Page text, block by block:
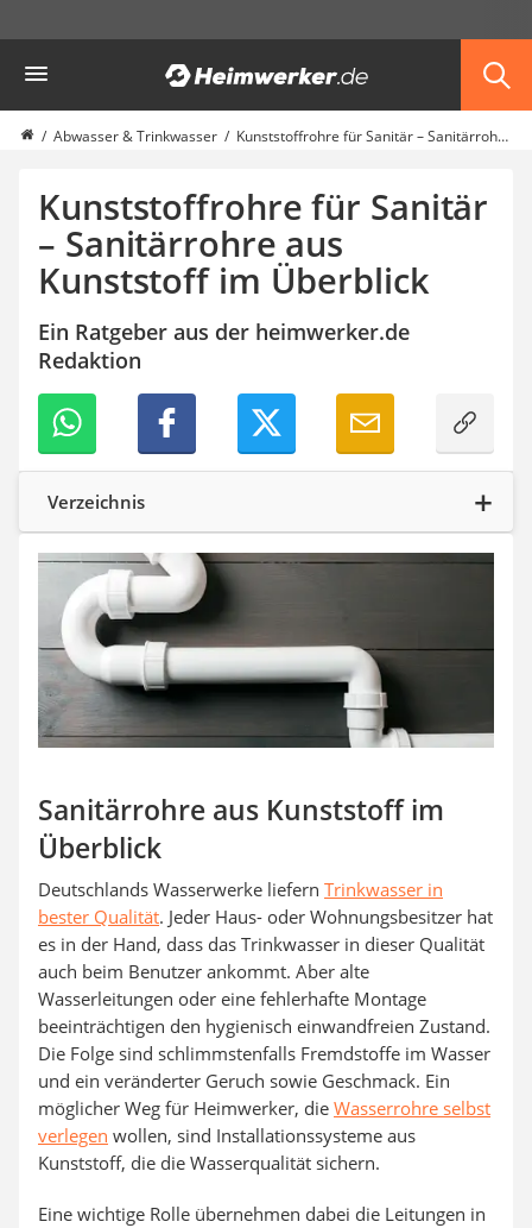
Haus & Bau
Außenleuchte mit Kamera
Ozongenerator
Smart-Home-Rauchmelder
Schlüsseltresor
Überwachungskameras außen
Regendusche
Reizstromgerät
Infrarot-Thermometer
GPS-Tracker
Digitale Zeitschaltuhr
Paketbriefkasten
Fensterkontaktschalter
Hygrometer
LED-Baustrahler
Tiefengrund
LED-Beamer
Video-Türsprechanlage
Abwasser & Trinkwasser Kunststoffrohre für Sanitär – Sanitärrohre aus Kunststoff im Überblick
Kunststoffrohre für Sanitär
– Sanitärrohre aus
Kunststoff im Überblick
Ein Ratgeber aus der heimwerker.de
Redaktion
Verzeichnis
Sanitärrohre aus Kunststoff im
Überblick
Deutschlands Wasserwerke liefern Trinkwasser in
bester Qualität. Jeder Haus- oder Wohnungsbesitzer hat
es in der Hand, dass das Trinkwasser in dieser Qualität
auch beim Benutzer ankommt. Aber alte
Wasserleitungen oder eine fehlerhafte Montage
beeinträchtigen den hygienisch einwandfreien Zustand.
Die Folge sind schlimmstenfalls Fremdstoffe im Wasser
und ein veränderter Geruch sowie Geschmack. Ein
möglicher Weg für Heimwerker, die Wasserrohre selbst
verlegen wollen, sind Installationssysteme aus
Kunststoff, die die Wasserqualität sichern.
Eine wichtige Rolle übernehmen dabei die Leitungen in